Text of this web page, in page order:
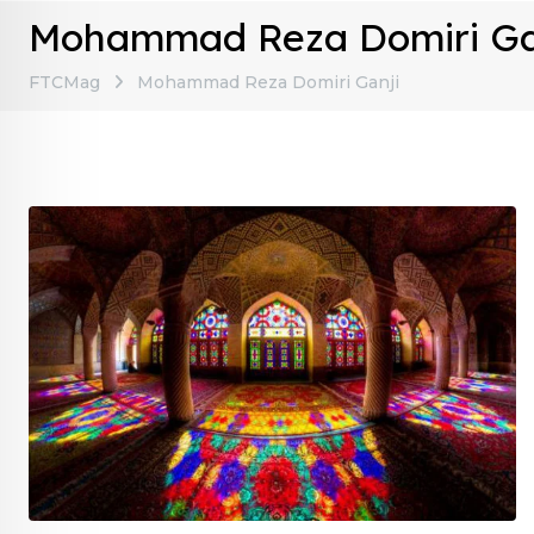
Mohammad Reza Domiri
FTCMag Mohammad Reza Domiri Ganji